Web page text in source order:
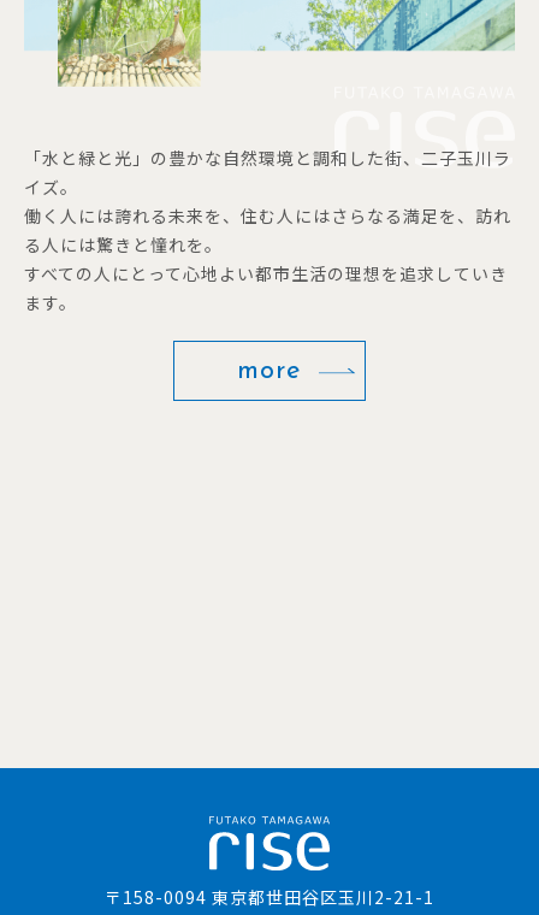
「水と緑と光」の豊かな自然環境と調和した街、二子玉川ラ
イズ。
働く人には誇れる未来を、住む人にはさらなる満足を、訪れ
る人には驚きと憧れを。
すべての人にとって心地よい都市生活の理想を追求していき
ます。
more
〒158-0094 東京都世田谷区玉川2-21-1